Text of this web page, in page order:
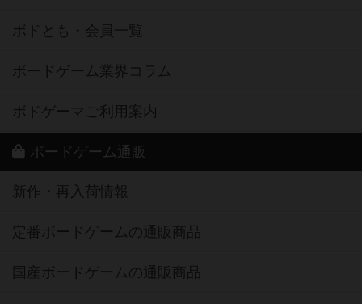
ボドとも・会員一覧
ボードゲーム業界コラム
ボドゲーマご利用案内
ボードゲーム通販
新作・再入荷情報
定番ボードゲームの通販商品
国産ボードゲームの通販商品